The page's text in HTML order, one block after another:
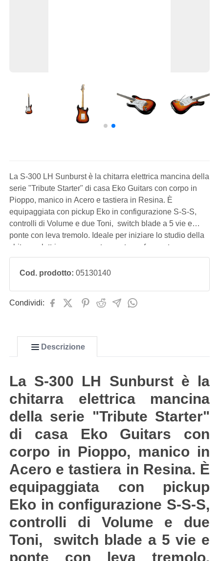
La S-300 LH Sunburst è la chitarra elettrica mancina della
serie "Tribute Starter" di casa Eko Guitars con corpo in
Pioppo, manico in Acero e tastiera in Resina. È
equipaggiata con pickup Eko in configurazione S-S-S,
controlli di Volume e due Toni, switch blade a 5 vie e
ponte con leva tremolo. Ideale per iniziare lo studio della
chitarra elettrica con uno strumento performante,
confortevole e con un ottimo rapporto prezzo/qualità.
Cod. prodotto: 05130140
Condividi:
Descrizione
La S-300 LH Sunburst è la
chitarra elettrica mancina
della serie "Tribute Starter"
di casa Eko Guitars con
corpo in Pioppo, manico in
Acero e tastiera in Resina. È
equipaggiata con pickup
Eko in configurazione S-S-S,
controlli di Volume e due
Toni, switch blade a 5 vie e
ponte con leva tremolo.